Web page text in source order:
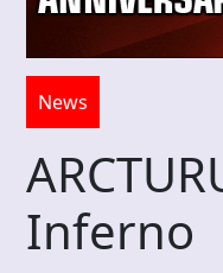
News
Inferno